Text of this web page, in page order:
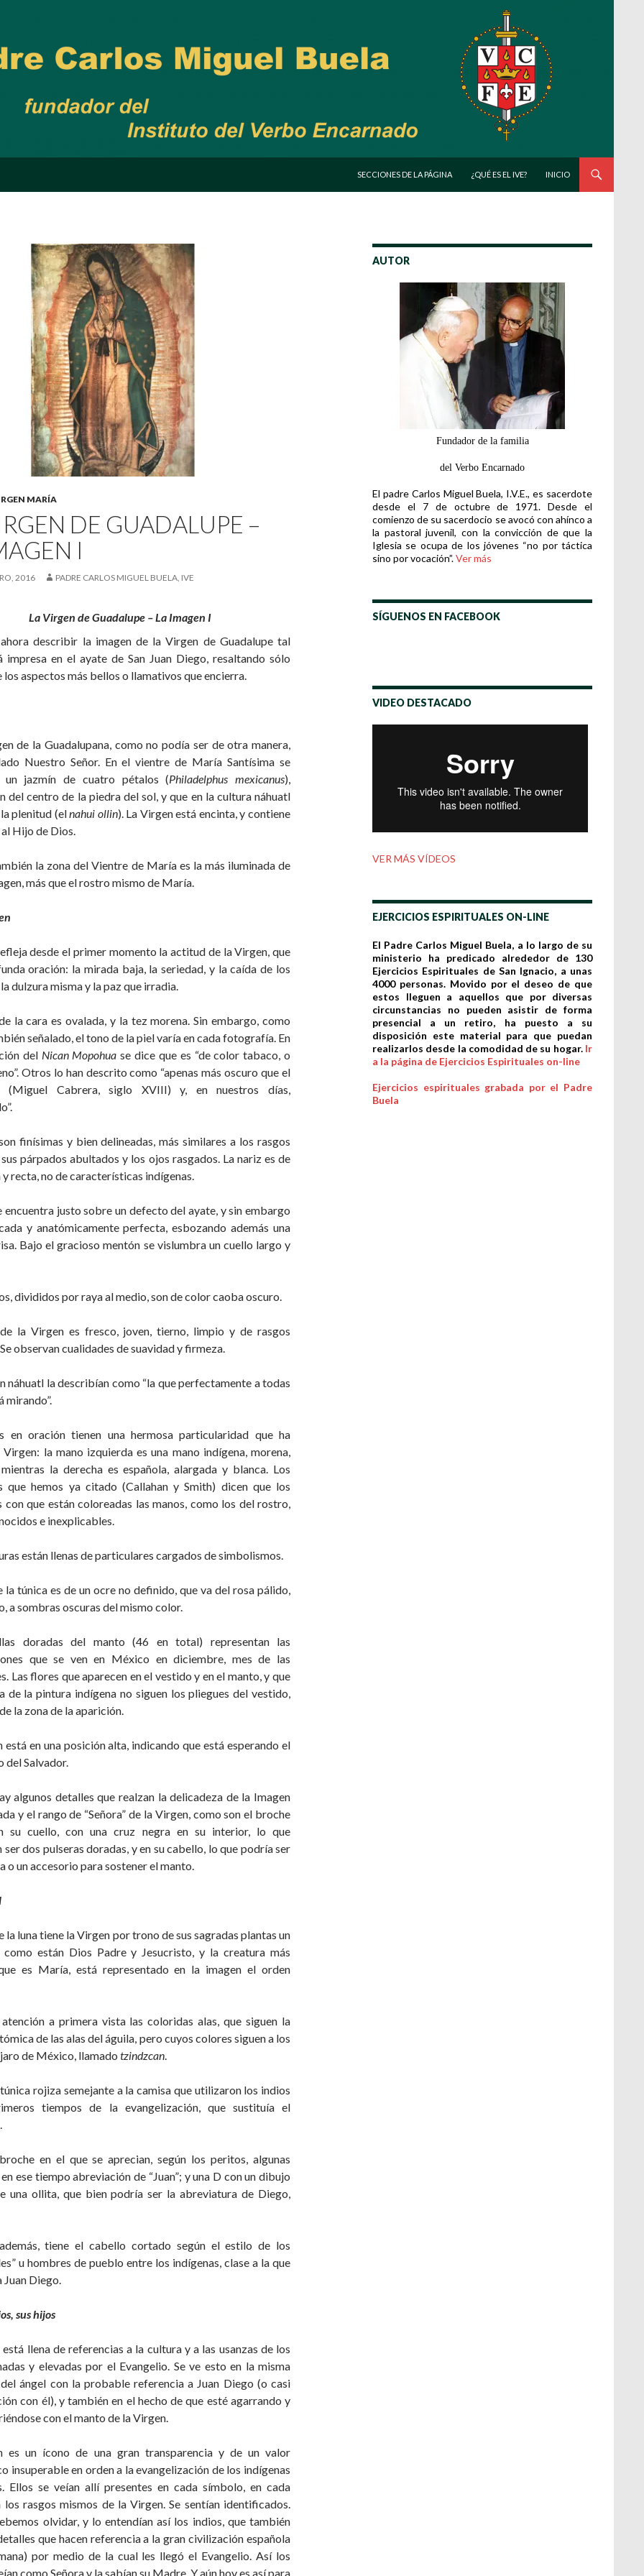
SECCIONES DE LA PÁGINA
¿QUÉ ES EL IVE? INICIO
MARÍA
DE GUADALUPE –
I
2016 PADRE CARLOS MIGUEL BUELA, IVE
La Virgen de Guadalupe – La Imagen I
describir la imagen de la Virgen de Guadalupe tal
impresa en el ayate de San Juan Diego, resaltando sólo
los aspectos más bellos o llamativos que encierra.
de la Guadalupana, como no podía ser de otra manera,
Nuestro Señor. En el vientre de María Santísima se
un jazmín de cuatro pétalos (Philadelphus mexicanus),
del centro de la piedra del sol, y que en la cultura náhuatl
plenitud (elnahui ollin). La Virgen está encinta, y contiene
al Hijo de Dios.
la zona del Vientre de María es la más iluminada de
más que el rostro mismo de María.
desde el primer momento la actitud de la Virgen, que
oración: la mirada baja, la seriedad, y la caída de los
dulzura misma y la paz que irradia.
la cara es ovalada, y la tez morena. Sin embargo, como
señalado, el tono de la piel varía en cada fotografía. En
del Nican Mopohua se dice que es “de color tabaco, o
Otros lo han descrito como “apenas más oscuro que el
(Miguel Cabrera, siglo XVIII) y, en nuestros días,
finísimas y bien delineadas, más similares a los rasgos
párpados abultados y los ojos rasgados. La nariz es de
recta, no de características indígenas.
encuentra justo sobre un defecto del ayate, y sin embargo
y anatómicamente perfecta, esbozando además una
Bajo el gracioso mentón se vislumbra un cuello largo y
divididos por raya al medio, son de color caoba oscuro.
la Virgen es fresco, joven, tierno, limpio y de rasgos
observan cualidades de suavidad y firmeza.
náhuatl la describían como “la que perfectamente a todas
mirando”.
en oración tienen una hermosa particularidad que ha
la mano izquierda es una mano indígena, morena,
la derecha es española, alargada y blanca. Los
que hemos ya citado (Callahan y Smith) dicen que los
con que están coloreadas las manos, como los del rostro,
e inexplicables.
están llenas de particulares cargados de simbolismos.
la túnica es de un ocre no definido, que va del rosa pálido,
a sombras oscuras del mismo color.
doradas del manto (46 en total) representan las
que se ven en México en diciembre, mes de las
Las flores que aparecen en el vestido y en el manto, y que
de la pintura indígena no siguen los pliegues del vestido,
la zona de la aparición.
está en una posición alta, indicando que está esperando el
del Salvador.
algunos detalles que realzan la delicadeza de la Imagen
y el rango de “Señora” de la Virgen, como son el broche
su cuello, con una cruz negra en su interior, lo que
ser dos pulseras doradas, y en su cabello, lo que podría ser
o un accesorio para sostener el manto.
la luna tiene la Virgen por trono de sus sagradas plantas un
como están Dios Padre y Jesucristo, y la creatura más
es María, está representado en la imagen el orden
a primera vista las coloridas alas, que siguen la
de las alas del águila, pero cuyos colores siguen a los
de México, llamado tzindzcan.
rojiza semejante a la camisa que utilizaron los indios
tiempos de la evangelización, que sustituía el
en el que se aprecian, según los peritos, algunas
ese tiempo abreviación de “Juan”; y una D con un dibujo
una ollita, que bien podría ser la abreviatura de Diego,
tiene el cabello cortado según el estilo de los
u hombres de pueblo entre los indígenas, clase a la que
Diego.
sus hijos
está llena de referencias a la cultura y a las usanzas de los
y elevadas por el Evangelio. Se ve esto en la misma
ángel con la probable referencia a Juan Diego (o casi
con él), y también en el hecho de que esté agarrando y
con el manto de la Virgen.
es un ícono de una gran transparencia y de un valor
insuperable en orden a la evangelización de los indígenas
Ellos se veían allí presentes en cada símbolo, en cada
los rasgos mismos de la Virgen. Se sentían identificados.
olvidar, y lo entendían así los indios, que también
que hacen referencia a la gran civilización española
por medio de la cual les llegó el Evangelio. Así los
como Señora y la sabían su Madre. Y aún hoy es así para
AUTOR
Fundador de la familia
del Verbo Encarnado
El padre Carlos Miguel Buela, I.V.E., es sacerdote
desde el 7 de octubre de 1971. Desde el
comienzo de su sacerdocio se avocó con ahínco a
la pastoral juvenil, con la convicción de que la
Iglesia se ocupa de los jóvenes “no por táctica
sino por vocación”.Ver más
SÍGUENOS EN FACEBOOK
VIDEO DESTACADO
VER MÁS VÍDEOS
EJERCICIOS ESPIRITUALES ON-LINE
El Padre Carlos Miguel Buela, a lo largo de su
ministerio ha predicado alrededor de 130
Ejercicios Espirituales de San Ignacio, a unas
4000 personas. Movido por el deseo de que
estos lleguen a aquellos que por diversas
circunstancias no pueden asistir de forma
presencial a un retiro, ha puesto a su
disposición este material para que puedan
realizarlos desde la comodidad de su hogar. Ir
a la página de Ejercicios Espirituales on-line
Ejercicios espirituales grabada por el Padre
Buela